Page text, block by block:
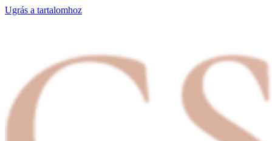
Ugrás a tartalomhoz